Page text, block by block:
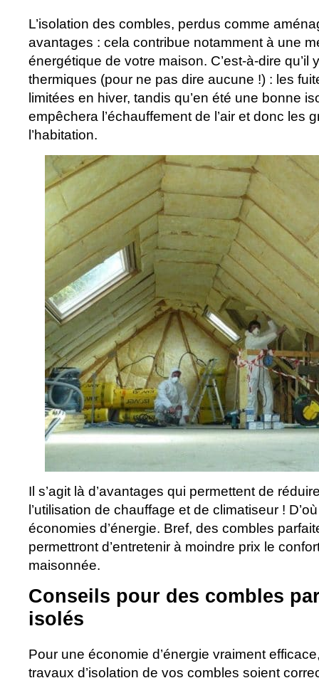
L’isolation des combles, perdus comme
avantages : cela contribue notamment à une
énergétique de votre maison. C’est-à-dire qu’il
thermiques (pour ne pas dire aucune !) : les
limitées en hiver, tandis qu’en été une bonne
empêchera l’échauffement de l’air et donc les
l’habitation.
Il s’agit là d’avantages qui permettent de
l’utilisation de chauffage et de climatiseur !
économies d’énergie. Bref, des combles
permettront d’entretenir à moindre prix le
maisonnée.
Conseils pour des combles
isolés
Pour une économie d’énergie vraiment
travaux d’isolation de vos combles soient